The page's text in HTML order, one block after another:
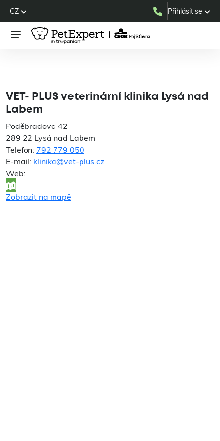
CZ Přihlásit se
VET- PLUS veterinární klinika Lysá nad
Labem
Poděbradova 42
289 22 Lysá nad Labem
Telefon: 792 779 050
E-mail: klinika@vet-plus.cz
Web:
Zobrazit na mapě